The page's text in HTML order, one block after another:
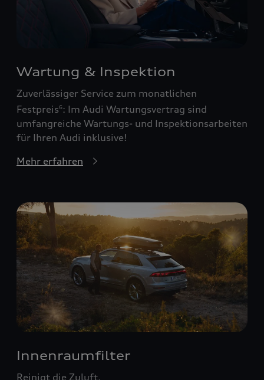
Wartung & Inspektion
Zuverlässiger Service zum monatlichen
Festpreis6: Im Audi Wartungsvertrag sind
umfangreiche Wartungs- und Inspektionsarbeiten
für Ihren Audi inklusive!
Mehr erfahren
Innenraumfilter
Reinigt die Zuluft.